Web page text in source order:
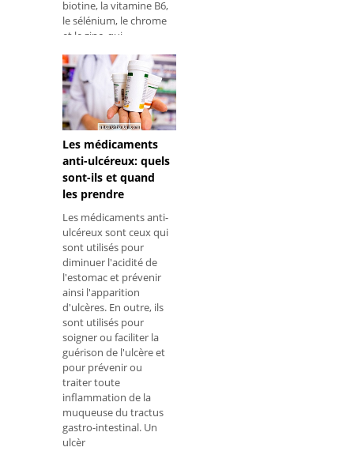
biotine, la vitamine B6,
le sélénium, le chrome
et le zinc, qui
renforcer les cheveux
et les ongles et à
stimuler leur
croissance saine.
Lavitamin d
Les médicaments
anti-ulcéreux: quels
sont-ils et quand
les prendre
Les médicaments anti-
ulcéreux sont ceux qui
sont utilisés pour
diminuer l'acidité de
l'estomac et prévenir
ainsi l'apparition
d'ulcères. En outre, ils
sont utilisés pour
soigner ou faciliter la
guérison de l'ulcère et
pour prévenir ou
traiter toute
inflammation de la
muqueuse du tractus
gastro-intestinal. Un
ulcèr